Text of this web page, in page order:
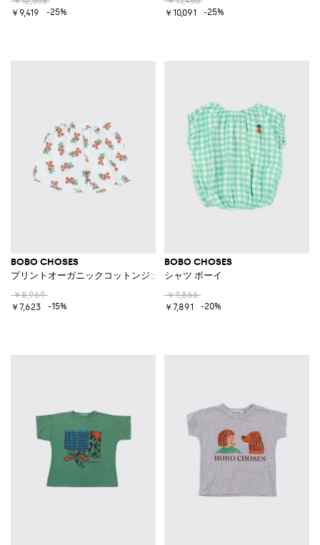
￥9,419
-25%
￥10,091
-25%
BOBO CHOSES
プリントオーガニックコットンジューシートマトショートパンツ
￥8,969
￥7,623
-15%
BOBO CHOSES
シャツ ボーイ
￥9,866
￥7,891
-20%